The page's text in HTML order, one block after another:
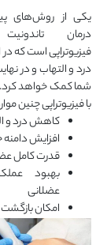
یکی از روش‌های
درمان
فیزیوتراپی است که
درد و التهاب و در
شما کمک خواهد
با فیزیوتراپی چنین
کاهش درد و
افزایش
قدرت کامل
بهبود
عضلانی
امکان